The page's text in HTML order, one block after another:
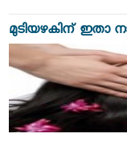
മുടിയഴകിന്‌ ഇതാ